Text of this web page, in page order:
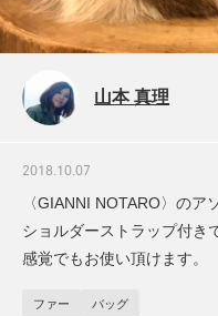
山本 真理
2018.10.07
〈GIANNI NOTARO〉のア
ショルダーストラップ付き
感覚でもお使い頂けます。
ファー バッグ